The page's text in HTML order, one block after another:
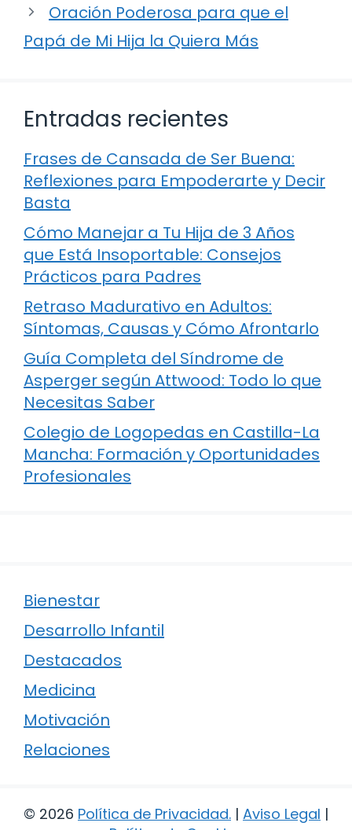
Oración Poderosa para que el
Papá de Mi Hija la Quiera Más
Entradas recientes
Frases de Cansada de Ser Buena:
Reflexiones para Empoderarte y Decir
Basta
Cómo Manejar a Tu Hija de 3 Años
que Está Insoportable: Consejos
Prácticos para Padres
Retraso Madurativo en Adultos:
Síntomas, Causas y Cómo Afrontarlo
Guía Completa del Síndrome de
Asperger según Attwood: Todo lo que
Necesitas Saber
Colegio de Logopedas en Castilla-La
Mancha: Formación y Oportunidades
Profesionales
Bienestar
Desarrollo Infantil
Destacados
Medicina
Motivación
Relaciones
© 2026 Política de Privacidad. | Aviso Legal |